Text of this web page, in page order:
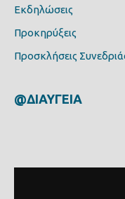
Εκδηλώσεις
Προκηρύξεις
Προσκλήσεις
@ΔΙΑΥΓΕΙΑ